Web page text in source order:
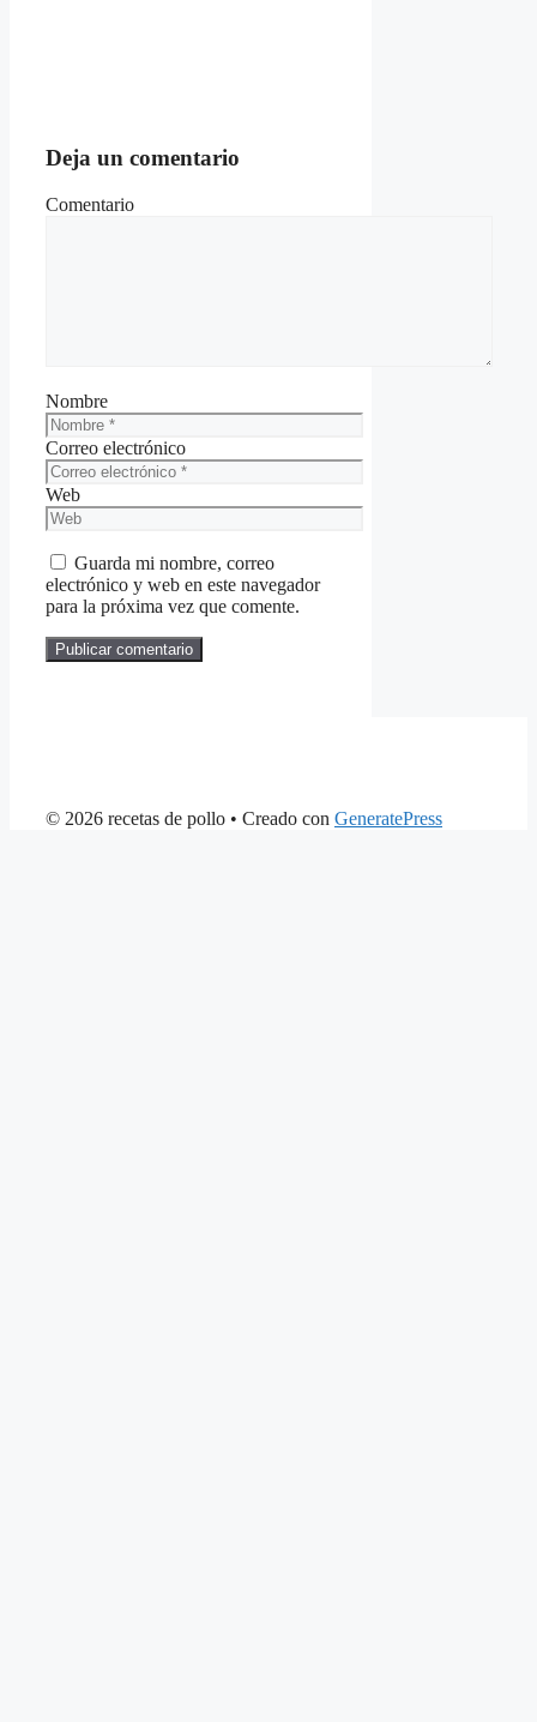
Deja un comentario
Comentario
Nombre
Correo electrónico
Web
Guarda mi nombre, correo
electrónico y web en este navegador
para la próxima vez que comente.
© 2026 recetas de pollo • Creado con GeneratePress